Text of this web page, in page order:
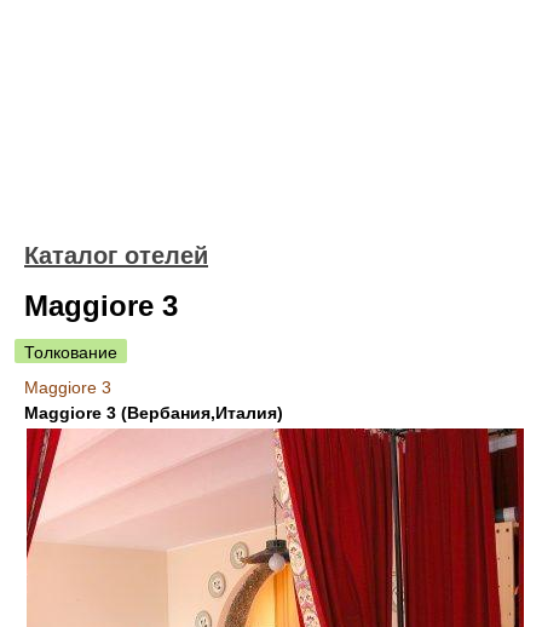
Каталог отелей
Maggiore 3
Толкование
Maggiore 3
Maggiore 3 (Вербания,Италия)